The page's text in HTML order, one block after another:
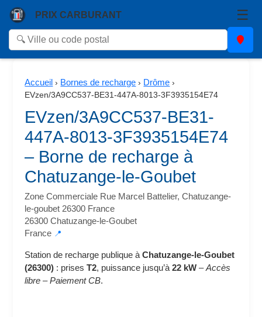
PRIX CARBURANT ☰
Accueil › Bornes de recharge › Drôme ›
EVzen/3A9CC537-BE31-447A-8013-3F3935154E74
EVzen/3A9CC537-BE31-
447A-8013-3F3935154E74
– Borne de recharge à
Chatuzange-le-Goubet
Zone Commerciale Rue Marcel Battelier, Chatuzange-
le-goubet 26300 France
26300 Chatuzange-le-Goubet
France 📍
Station de recharge publique àChatuzange-le-Goubet
(26300) : prisesT2, puissance jusqu’à22 kW –Accès
libre –Paiement CB.